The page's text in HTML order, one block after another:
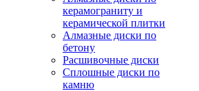
керамограниту и
керамической плитки
Алмазные диски по
бетону
Расшивочные диски
Сплошные диски по
камню